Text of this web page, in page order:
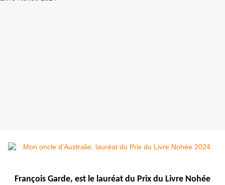
François Garde, est le lauréat du Prix du Livre Nohée